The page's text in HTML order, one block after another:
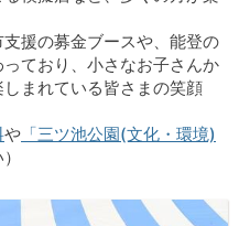
援の募金ブースや、能登の
ており、小さなお子さんか
まれている皆さまの笑顔
や 「三ツ池公園(文化・環境)